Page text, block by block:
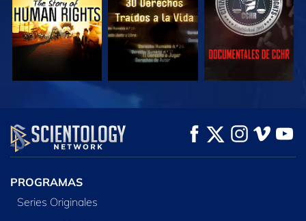
VE
EXPLORA LAS
SERIES
PROGRAMAS
Series Originales